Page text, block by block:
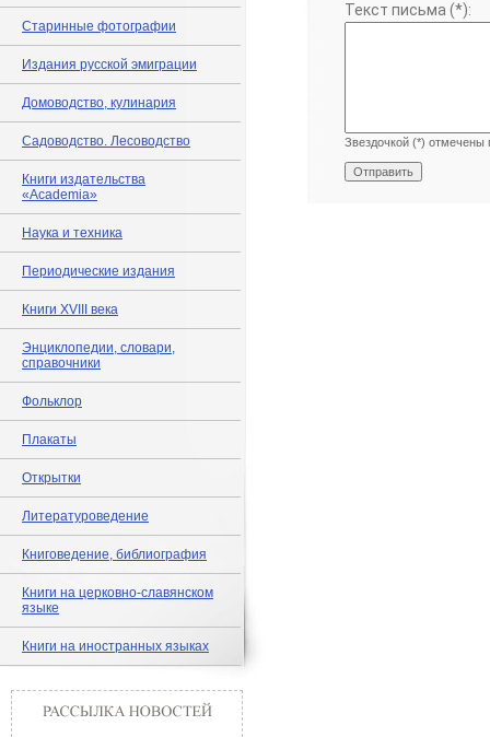
Старинные фотографии
Издания русской эмиграции
Домоводство, кулинария
Садоводство. Лесоводство
Книги издательства
«Academia»
Наука и техника
Периодические издания
Книги XVIII века
Энциклопедии, словари,
справочники
Фольклор
Плакаты
Открытки
Литературоведение
Книговедение, библиография
Книги на церковно-славянском
языке
Книги на иностранных языках
Текст письма (*):
Звездочкой (*) отмечены